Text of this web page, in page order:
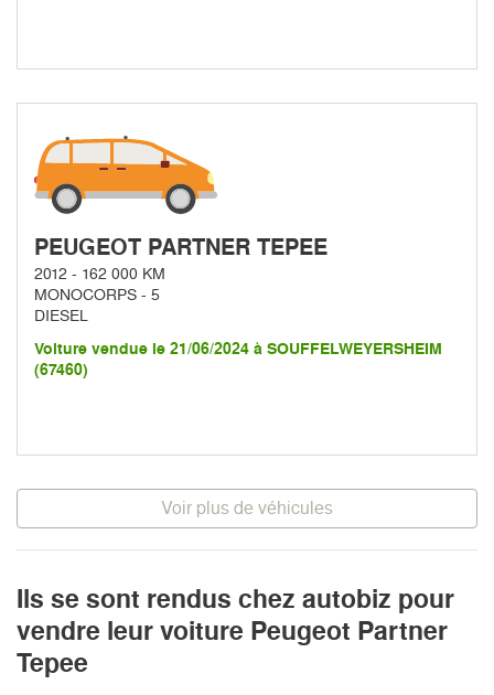
PEUGEOT PARTNER TEPEE
2012 - 162 000 KM
MONOCORPS - 5
DIESEL
Voiture vendue le 21/06/2024 à SOUFFELWEYERSHEIM
(67460)
Voir plus de véhicules
Ils se sont rendus chez autobiz pour
vendre leur voiture Peugeot Partner
Tepee